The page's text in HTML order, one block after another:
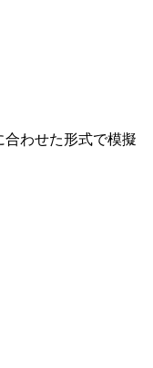
合わせた形式で模擬